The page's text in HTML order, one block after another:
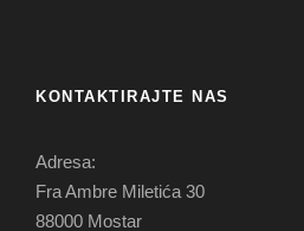
KONTAKTIRAJTE NAS
Adresa:
Fra Ambre Miletića 30
88000 Mostar